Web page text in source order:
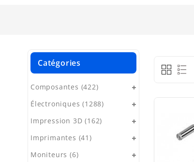
Catégories
Composantes (422)
Électroniques (1288)
Impression 3D (162)
Imprimantes (41)
Moniteurs (6)